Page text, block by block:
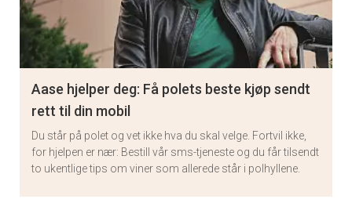
Aase hjelper deg: Få polets beste kjøp sendt
rett til din mobil
Du står på polet og vet ikke hva du skal velge. Fortvil ikke,
for hjelpen er nær: Bestill vår sms-tjeneste og du får tilsendt
to ukentlige tips om viner som allerede står i polhyllene.